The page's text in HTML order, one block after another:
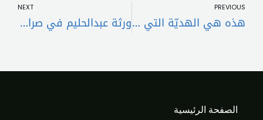
PREVIOUS
هذه هي الهديّة التي لن يحظى بها طفل الامير هاري وميغان ماركل في عيد الميلاد
NEXT
ورثة عبدالحليم في صراعات قضائية بسبب شركته الإنتاجية… أرباح بالملايين واتهامات بالتزوير
الصفحة الرئيسية